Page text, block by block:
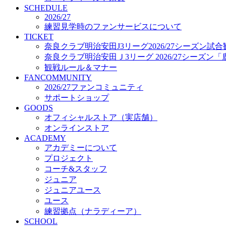
プロジェクト
コーチ&スタッフ
ジュニア
ジュニアユース
ユース
練習拠点（ナラディーア）
SCHOOL
CLUB
2026/27 パートナー企業
パートナー募集
クラブ理念
クラブ情報
サステナビリティ
Web制作支援
応援プロジェクト
SCHEDULE
2026/27
練習見学時のファンサービスについて
TICKET
奈良クラブ明治安田J3リーグ2026/27シーズン試合
奈良クラブ明治安田Ｊ3リーグ 2026/27シーズン「
観戦ルール＆マナー
FANCOMMUNITY
2026/27ファンコミュニティ
サポートショップ
GOODS
オフィシャルストア（実店舗）
オンラインストア
ACADEMY
アカデミーについて
プロジェクト
コーチ&スタッフ
ジュニア
ジュニアユース
ユース
練習拠点（ナラディーア）
SCHOOL